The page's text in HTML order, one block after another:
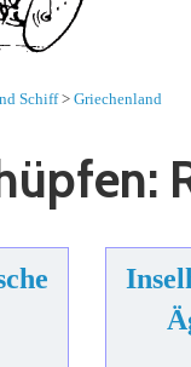
Schiff> Griechenland